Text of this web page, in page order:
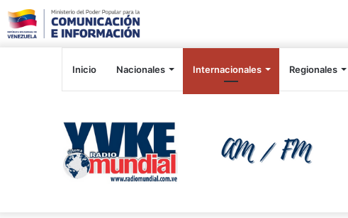
Inicio Nacionales Internacionales Regionales